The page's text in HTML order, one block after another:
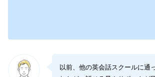
以前、他の英会話スクールに通